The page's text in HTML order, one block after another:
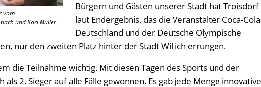
vom
und Karl Müller
Bürgern und Gästen unserer Stadt hat Troisdorf
laut Endergebnis, das die Veranstalter Coca-Cola
Deutschland und der Deutsche Olympische
nur den zweiten Platz hinter der Stadt Willich errungen.
die Teilnahme wichtig. Mit diesen Tagen des Sports und der
als 2. Sieger auf alle Fälle gewonnen. Es gab jede Menge innovative